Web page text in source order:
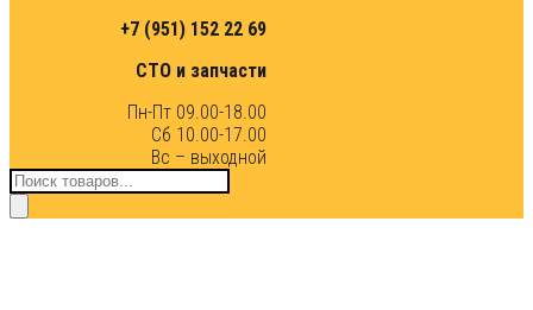
+7 (951) 152 22 69
СТО и запчасти
Пн-Пт 09.00-18.00
Сб 10.00-17.00
Вс – выходной
Поиск
товаров